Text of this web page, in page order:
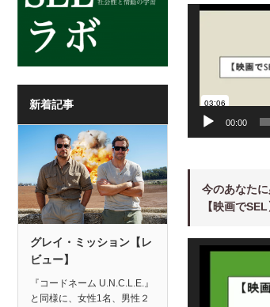
新着記事
グレイ・ミッション【レ
ビュー】
『コードネーム U.N.C.L.E.』
と同様に、女性1名、男性２
00:00
今のあなた
【映画で
動